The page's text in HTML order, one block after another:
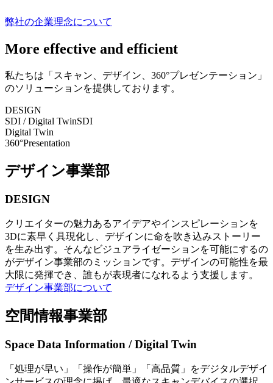
弊社の企業理念について
More effective and efficient
私たちは「スキャン、デザイン、360°プレゼンテーション」
のソリューションを提供しております。
DESIGN
SDI / Digital TwinSDI
Digital Twin
360°Presentation
デザイン事業部
DESIGN
クリエイターの魅力あるアイデアやインスピレーションを
3Dに素早く具現化し、デザインに命を吹き込みストーリー
を生み出す。そんなビジュアライゼーションを可能にするの
がデザイン事業部のミッションです。デザインの可能性を最
大限に発揮でき、誰もが表現者になれるよう支援します。
デザイン事業部について
空間情報事業部
Space Data Information / Digital Twin
「処理が早い」「操作が簡単」「高品質」をデジタルデザイ